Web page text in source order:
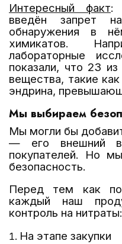
Интересный факт:
введён запрет
обнаружения в
химикатов.
лабораторные
показали, что 23
вещества, такие
эндрина,
Мы выбираем
Мы могли бы
— его внешний
покупателей. Но
безопасность.
Перед тем как
каждый наш
контроль на нитраты:
На этапе закупки